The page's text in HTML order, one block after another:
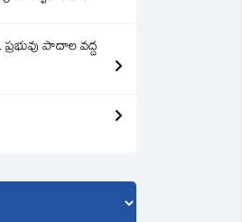
పాదాల వద్ద